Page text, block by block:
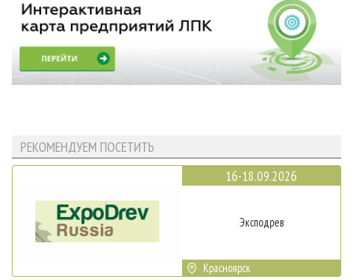
РЕКОМЕНДУЕМ ПОСЕТИТЬ
16-18.09.2026
Эксподрев
Красноярск